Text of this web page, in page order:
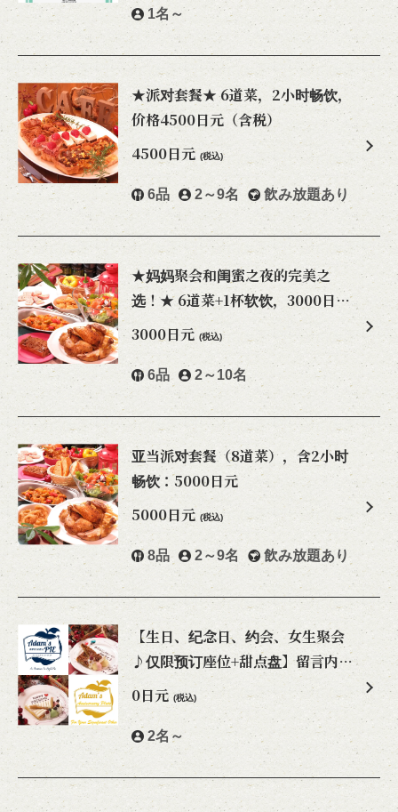
1名～
★派对套餐★ 6道菜，2小时畅饮，
价格4500日元（含税）
4500日元 (税込)
6品 2～9名 飲み放題あり
★妈妈聚会和闺蜜之夜的完美之
选！★ 6道菜+1杯软饮，3000日元
（含税）
3000日元 (税込)
6品 2～10名
亚当派对套餐（8道菜），含2小时
畅饮：5000日元
5000日元 (税込)
8品 2～9名 飲み放題あり
【生日、纪念日、约会、女生聚会
♪仅限预订座位+甜点盘】留言内容
请联系店家
0日元 (税込)
2名～
この店舗情報をシェアする
套餐 | カフェ＆ダイニングバーAdam's Awesome Pie アダ
ムスオーサムパイ
東京都立川市緑町4-5 コトブキヤビル201
https://adamsawesomepie.owst.jp/courses
お店情報をコピー